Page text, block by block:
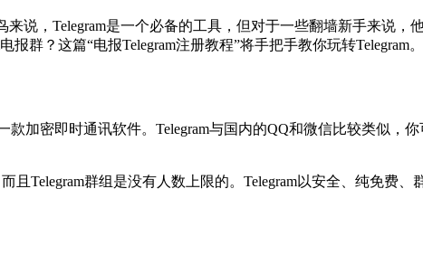
说，Telegram是一个必备的工具，但对于一些翻墙新手来说，
群？这篇“电报Telegram注册教程”将手把手教你玩转Telegram。
加密即时通讯软件。Telegram与国内的QQ和微信比较类似，
且Telegram群组是没有人数上限的。Telegram以安全、纯免费